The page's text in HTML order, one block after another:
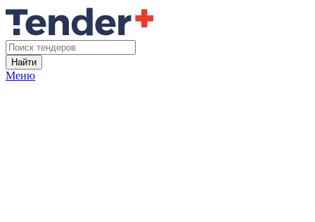
Найти
Меню